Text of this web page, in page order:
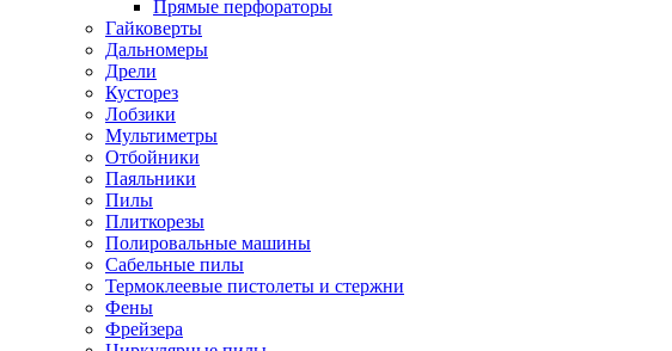
Прямые перфораторы
Гайковерты
Дальномеры
Дрели
Кусторез
Лобзики
Мультиметры
Отбойники
Паяльники
Пилы
Плиткорезы
Полировальные машины
Сабельные пилы
Термоклеевые пистолеты и стержни
Фены
Фрейзера